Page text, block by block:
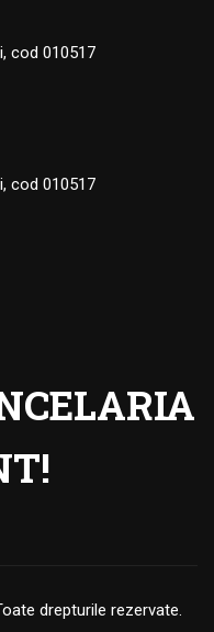
cod 010517
cod 010517
drepturile rezervate.